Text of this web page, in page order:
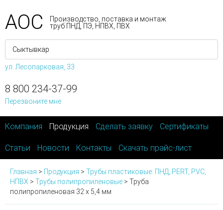
АОС
Производство, поставка и монтаж
труб ПНД, ПЭ, НПВХ, ПВХ
ул. Лесопарковая, 33
8 800 234-37-99
Перезвоните мне
Компания Продукция Сделать заявку Сертификаты
Статьи Новости Контакты Скачать прайс-лист
Главная > Продукция > Трубы пластиковые: ПНД, PERT, PVC,
НПВХ > Трубы полипропиленовые > Труба
полипропиленовая 32 х 5,4 мм